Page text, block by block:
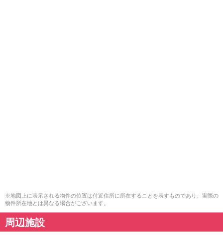
※地図上に表示される物件の位置は付近住所に所在することを表すものであり、実際の
物件所在地とは異なる場合がございます。
周辺施設